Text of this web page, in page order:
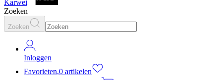
Karwei
Zoeken
Zoeken
Inloggen
Favorieten,0 artikelen